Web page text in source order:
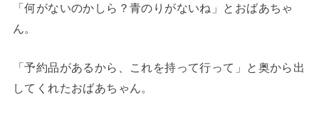
「何がないのかしら？青のりがないね」とおばあちゃ
ん。
「予約品があるから、これを持って行って」と奥から出
してくれたおばあちゃん。